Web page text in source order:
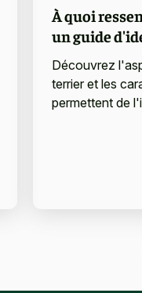
À quoi
un guide
Découvrez
terrier et les
permettent de